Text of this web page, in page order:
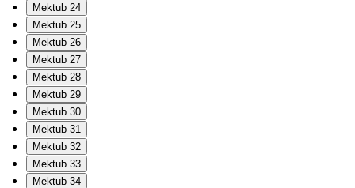
Mektub 24
Mektub 25
Mektub 26
Mektub 27
Mektub 28
Mektub 29
Mektub 30
Mektub 31
Mektub 32
Mektub 33
Mektub 34